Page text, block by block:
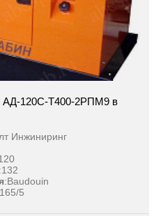
АД-120С-Т400-2РПМ9 в
Инжиниринг
:132
:Baudouin
5